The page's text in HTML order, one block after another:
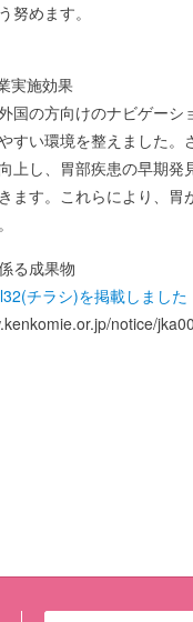
努めます。
実施効果
国の方向けのナビゲーシ
すい環境を整えました
上し、胃部疾患の早期
ます。これらにより、
る成果物
チラシ)を掲載しました
notice/